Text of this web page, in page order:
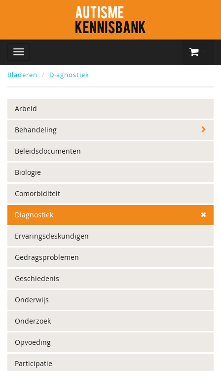
Bladeren Diagnostiek
Arbeid
Behandeling
Beleidsdocumenten
Biologie
Comorbiditeit
Diagnostiek
Ervaringsdeskundigen
Gedragsproblemen
Geschiedenis
Onderwijs
Onderzoek
Opvoeding
Participatie